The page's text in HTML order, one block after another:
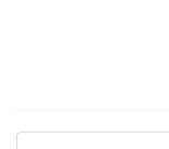
Fitness